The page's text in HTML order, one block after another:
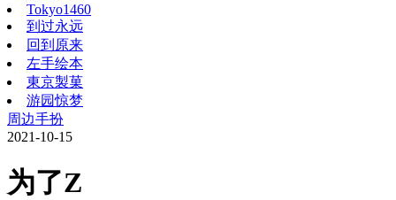
Tokyo1460
到过永远
回到原来
左手绘本
東京製菓
游园惊梦
周边手扮
2021-10-15
为了Z